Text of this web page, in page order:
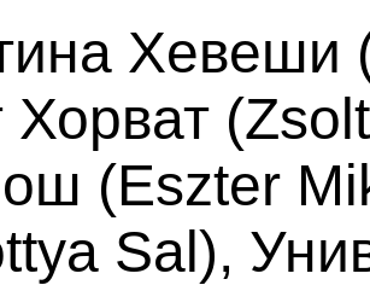
Хевеши
(Eszter
Sal),